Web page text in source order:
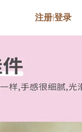
注册 |登录